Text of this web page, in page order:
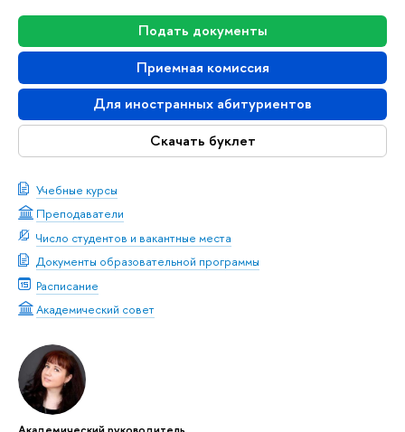
Подать документы
Приемная комиссия
Для иностранных абитуриентов
Скачать буклет
Учебные курсы
Преподаватели
Число студентов и вакантные места
Документы образовательной программы
Расписание
Академический совет